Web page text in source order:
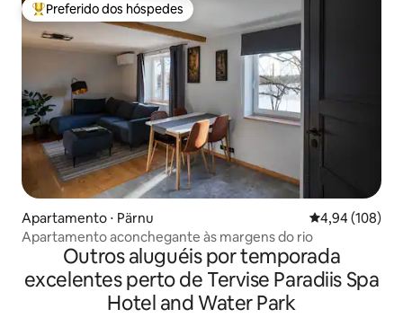
Entre os melhores preferidos dos hóspedes
Preferido dos hóspedes
Apartamento ⋅ Pärnu 4,94 de uma
4,94 (108)
Apartamento aconchegante às margens do rio
Outros aluguéis por temporada
excelentes perto de Tervise Paradiis Spa
Hotel and Water Park